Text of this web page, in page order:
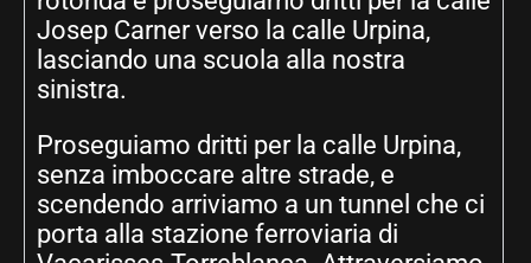
Josep Carner verso la calle Urpina,
lasciando una scuola alla nostra
sinistra.
Proseguiamo dritti per la calle Urpina,
senza imboccare altre strade, e
scendendo arriviamo a un tunnel che ci
porta alla stazione ferroviaria di